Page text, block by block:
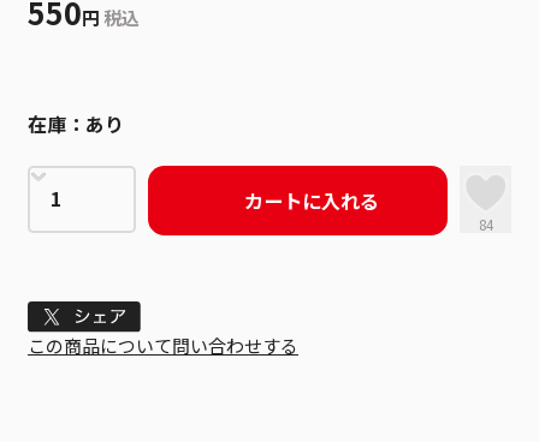
550円 税込
在庫： あり
カートに入れる
84
Tweet
この商品について問い合わせする